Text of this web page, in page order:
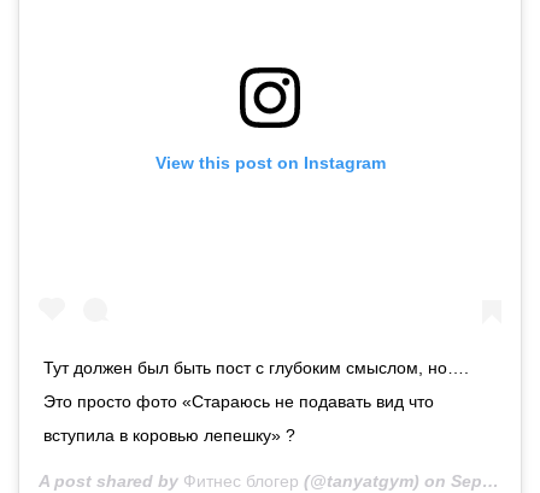
View this post on Instagram
Тут должен был быть пост с глубоким смыслом, но…. ⠀
Это просто фото «Стараюсь не подавать вид что
вступила в коровью лепешку» ?
A post shared by Фитнес блогер (@tanyatgym) on Sep 17, 2020 at 10:51am PDT